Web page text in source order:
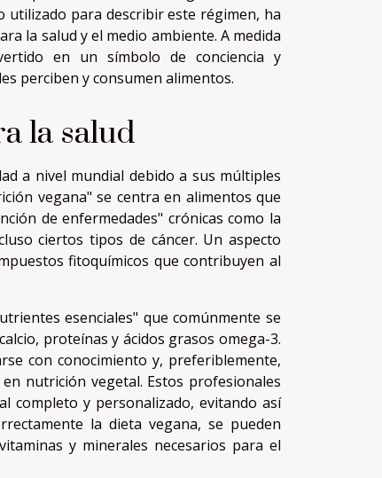
utilizado para describir este régimen, ha
la salud y el medio ambiente. A medida
en un símbolo de conciencia y
perciben y consumen alimentos.
la salud
a nivel mundial debido a sus múltiples
vegana" se centra en alimentos que
de enfermedades" crónicas como la
ciertos tipos de cáncer. Un aspecto
fitoquímicos que contribuyen al
esenciales" que comúnmente se
proteínas y ácidos grasos omega-3.
con conocimiento y, preferiblemente,
nutrición vegetal. Estos profesionales
completo y personalizado, evitando así
la dieta vegana, se pueden
y minerales necesarios para el